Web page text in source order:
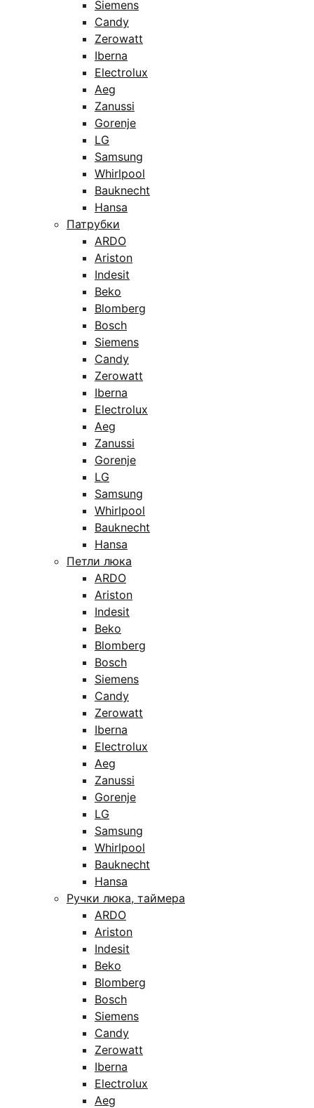
Siemens
Candy
Zerowatt
Iberna
Electrolux
Aeg
Zanussi
Gorenje
LG
Samsung
Whirlpool
Bauknecht
Hansa
Патрубки
ARDO
Ariston
Indesit
Beko
Blomberg
Bosch
Siemens
Candy
Zerowatt
Iberna
Electrolux
Aeg
Zanussi
Gorenje
LG
Samsung
Whirlpool
Bauknecht
Hansa
Петли люка
ARDO
Ariston
Indesit
Beko
Blomberg
Bosch
Siemens
Candy
Zerowatt
Iberna
Electrolux
Aeg
Zanussi
Gorenje
LG
Samsung
Whirlpool
Bauknecht
Hansa
Ручки люка, таймера
ARDO
Ariston
Indesit
Beko
Blomberg
Bosch
Siemens
Candy
Zerowatt
Iberna
Electrolux
Aeg